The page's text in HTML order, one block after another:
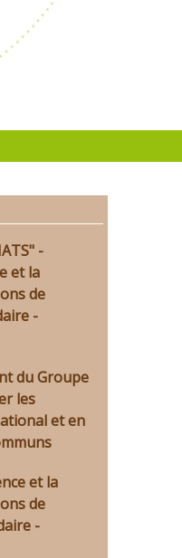
-
et la
de
-
du Groupe
les
et en
et la
de
-